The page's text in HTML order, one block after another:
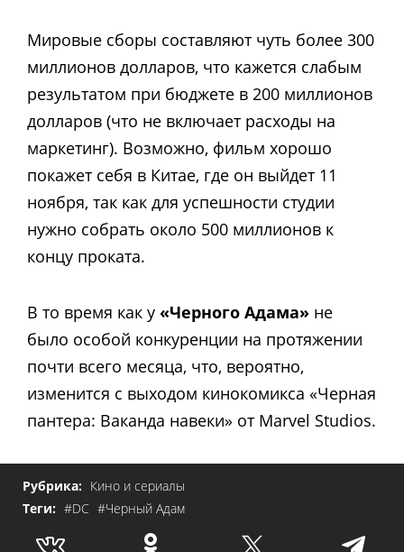
Мировые сборы составляют чуть более 300
миллионов долларов, что кажется слабым
результатом при бюджете в 200 миллионов
долларов (что не включает расходы на
маркетинг). Возможно, фильм хорошо
покажет себя в Китае, где он выйдет 11
ноября, так как для успешности студии
нужно собрать около 500 миллионов к
концу проката.
В то время как у «Черного Адама» не
было особой конкуренции на протяжении
почти всего месяца, что, вероятно,
изменится с выходом кинокомикса «Черная
пантера: Ваканда навеки» от Marvel Studios.
Рубрика: Кино и сериалы
Теги: #DC #Черный Адам